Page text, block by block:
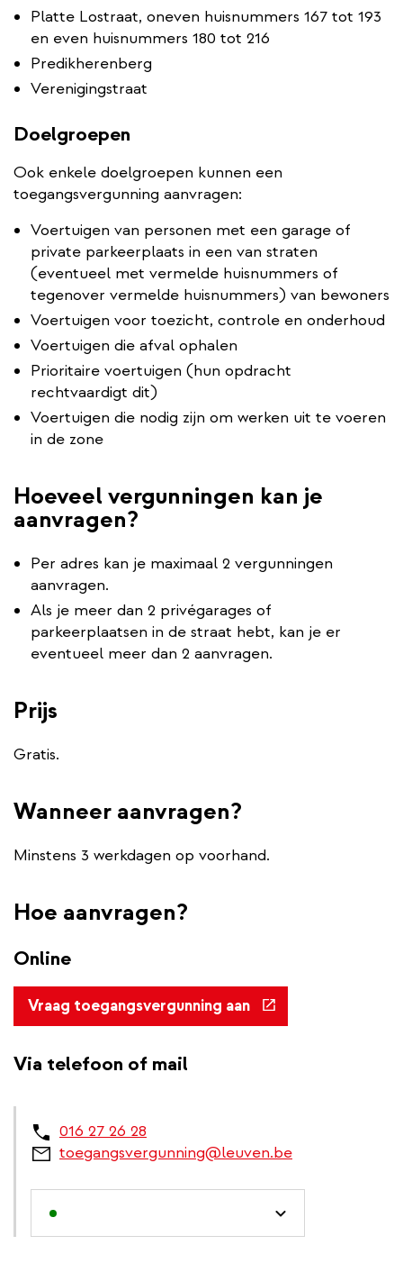
Platte Lostraat, oneven huisnummers 167 tot 193
en even huisnummers 180 tot 216
Predikherenberg
Verenigingstraat
Doelgroepen
Ook enkele doelgroepen kunnen een
toegangsvergunning aanvragen:
Voertuigen van personen met een garage of
private parkeerplaats in een van straten
(eventueel met vermelde huisnummers of
tegenover vermelde huisnummers) van bewoners
Voertuigen voor toezicht, controle en onderhoud
Voertuigen die afval ophalen
Prioritaire voertuigen (hun opdracht
rechtvaardigt dit)
Voertuigen die nodig zijn om werken uit te voeren
in de zone
Hoeveel vergunningen kan je
aanvragen?
Per adres kan je maximaal 2 vergunningen
aanvragen.
Als je meer dan 2 privégarages of
parkeerplaatsen in de straat hebt, kan je er
eventueel meer dan 2 aanvragen.
Prijs
Gratis.
Wanneer aanvragen?
Minstens 3 werkdagen op voorhand.
Hoe aanvragen?
Online
Vraag toegangsvergunning aan(externe
link)
Via telefoon of mail
016 27 26 28
toegangsvergunning@leuven.be